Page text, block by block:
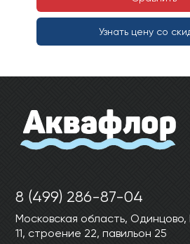
Узнать цену со
8 (499) 286-87-04
Московская область, Одинцово,
11, строение 22, павильон 25